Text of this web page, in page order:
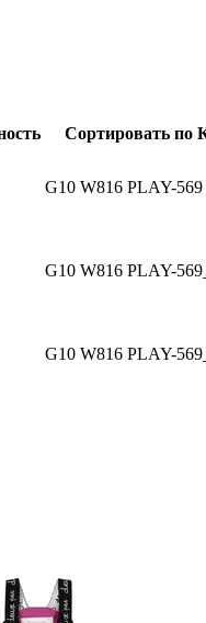
Сортировать по
G10 W816 PLAY-569
G10 W816 PLAY-
G10 W816 PLAY-